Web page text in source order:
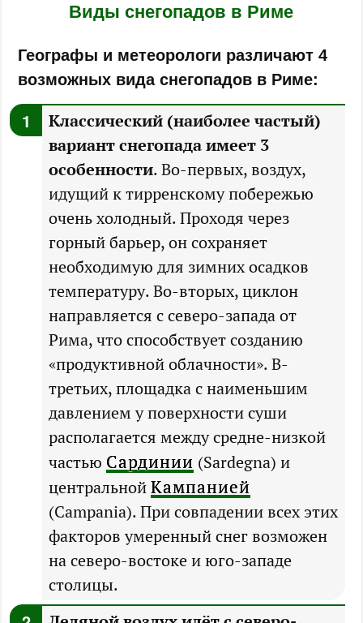
Виды снегопадов в Риме
Географы и метеорологи различают 4
возможных вида снегопадов в Риме:
Классический (наиболее частый)
вариант снегопада имеет 3
особенности. Во-первых, воздух,
идущий к тирренскому побережью
очень холодный. Проходя через
горный барьер, он сохраняет
необходимую для зимних осадков
температуру. Во-вторых, циклон
направляется с северо-запада от
Рима, что способствует созданию
«продуктивной облачности». В-
третьих, площадка с наименьшим
давлением у поверхности суши
располагается между средне-низкой
частью Сардинии (Sardegna) и
центральнойКампанией
(Campania). При совпадении всех этих
факторов умеренный снег возможен
на северо-востоке и юго-западе
столицы.